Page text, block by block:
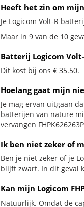
Heeft het zin om
Je Logicom Volt-R
Maar in 9 van de 10
Batterij Logicom
Dit kost bij ons € 35.50.
Hoelang gaat mijn
Je mag ervan uitgaan
batterijen van nature
vervangen
Ik ben niet zeker of
Ben je niet zeker of je
blijft zwart. In dit geval
Kan mijn Logicom
Natuurlijk. Omdat de